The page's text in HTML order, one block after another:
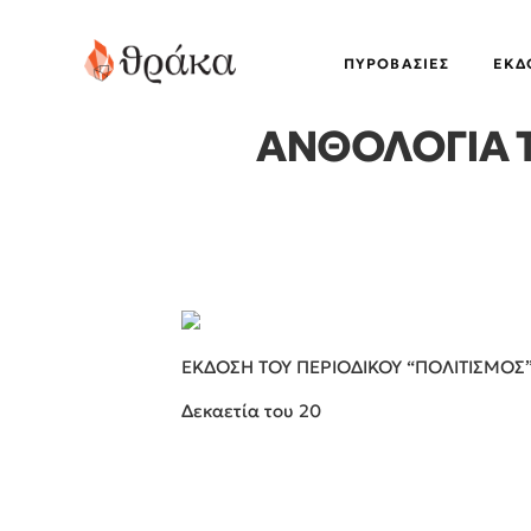
ΠΥΡΟΒΑΣΊΕΣ
ΑΝΘΟΛΟΓΙΑ
ΕΚΔΟΣΗ ΤΟΥ ΠΕΡΙΟΔΙΚΟΥ
Δεκαετία του 20